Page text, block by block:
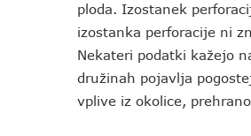
ploda. Izostanek
izostanka perforacije ni
Nekateri podatki kažejo
družinah pojavlja
vplive iz okolice,